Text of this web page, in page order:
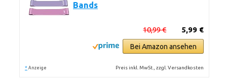
Bands
5,99 €
10,99 €
Bei Amazon ansehen
* Anzeige Preis inkl. MwSt., zzgl. Versandkosten